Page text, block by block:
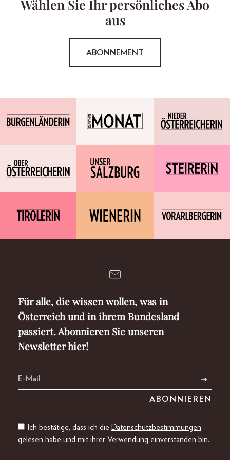
Wählen Sie Ihr persönliches Abo
aus
ABONNEMENT
Für alle, die wissen wollen, was in
Österreich und in ihrem Bundesland
passiert. Abonnieren Sie unseren
Newsletter hier!
Ich bestätige, dass ich die Datenschutzbestimmungen
gelesen habe und mit ihrer Verwendung einverstanden bin.